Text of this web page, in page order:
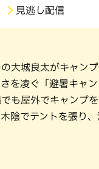
見逃し配信
大城良太がキャン
を凌ぐ「避暑キャン
でも屋外でキャンプ
陰でテントを張り